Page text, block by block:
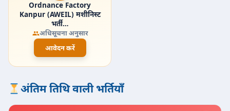
Ordnance Factory
Kanpur (AWEIL) मशीनिस्ट
भर्ती…
अधिसूचना अनुसार
आवेदन करें
अंतिम तिथि वाली भर्तियाँ